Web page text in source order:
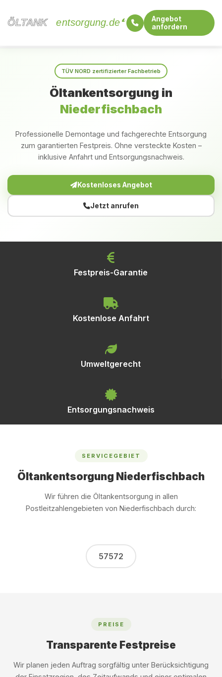
ÖLTANK
ÖLTANK entsorgung.de
Angebot
anfordern
TÜV NORD zertifizierter Fachbetrieb
Öltankentsorgung in
Niederfischbach
Professionelle Demontage und fachgerechte Entsorgung
zum garantierten Festpreis. Ohne versteckte Kosten –
inklusive Anfahrt und Entsorgungsnachweis.
Kostenloses Angebot
Jetzt anrufen
Festpreis-Garantie
Kostenlose Anfahrt
Umweltgerecht
Entsorgungsnachweis
SERVICEGEBIET
Öltankentsorgung Niederfischbach
Wir führen die Öltankentsorgung in allen
Postleitzahlengebieten von Niederfischbach durch:
57572
PREISE
Transparente Festpreise
Wir planen jeden Auftrag sorgfältig unter Berücksichtigung